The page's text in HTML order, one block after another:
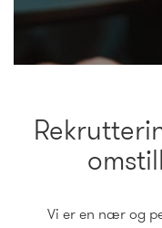
Vi er en nær og